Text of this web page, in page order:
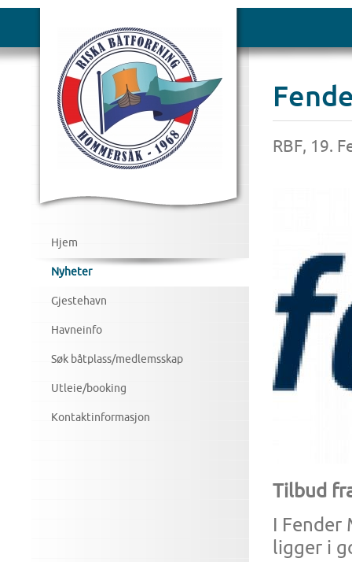
Hjem
Nyheter
Gjestehavn
Havneinfo
Søk båtplass/medlemsskap
Utleie/booking
Kontaktinformasjon
RBF, 19.
Tilbud
I Fender
ligger i